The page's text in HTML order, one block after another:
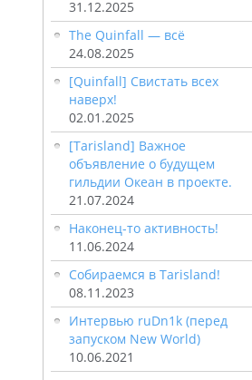
31.12.2025
The Quinfall — всё
24.08.2025
[Quinfall] Свистать всех
наверх!
02.01.2025
[Tarisland] Важное
объявление о будущем
гильдии Океан в проекте.
21.07.2024
Наконец-то активность!
11.06.2024
Собираемся в Tarisland!
08.11.2023
Интервью ruDn1k (перед
запуском New World)
10.06.2021